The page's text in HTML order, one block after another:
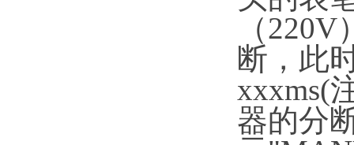
（
断，此
xxxms(
器的分